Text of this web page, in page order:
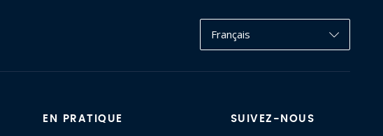
Français
EN PRATIQUE SUIVEZ-NOUS